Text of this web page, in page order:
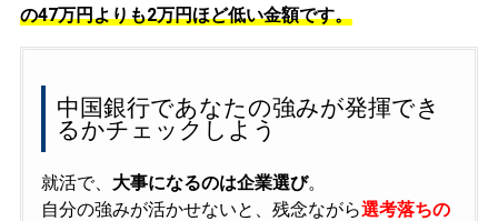
の47万円よりも2万円ほど低い金額です。
中国銀行であなたの強みが発揮でき
るかチェックしよう
就活で、 大事になるのは企業選び。
自分の強みが活かせないと、残念ながら選考落ちの